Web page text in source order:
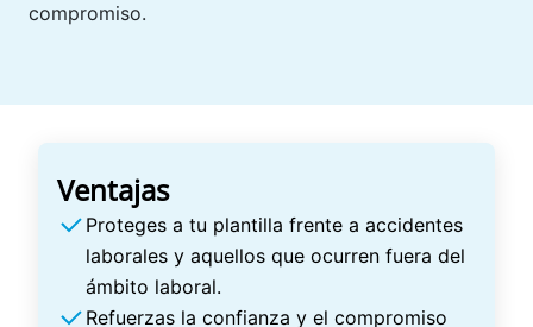
compromiso.
Ventajas
Proteges a tu plantilla frente a accidentes
laborales y aquellos que ocurren fuera del
ámbito laboral.
Refuerzas la confianza y el compromiso